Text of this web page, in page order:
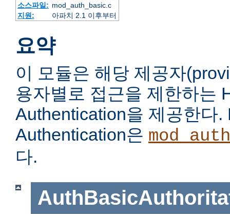
소스파일: mod_auth_basic.c
지원:
아파치 2.1 이후부터
요약
이 모듈은 해당 제공자
용자별로 접근을 제한하는
Authentication을 제공한다.
Authentication은
다.